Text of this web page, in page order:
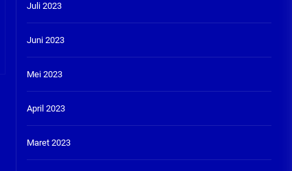
Juli 2023
Juni 2023
Mei 2023
April 2023
Maret 2023